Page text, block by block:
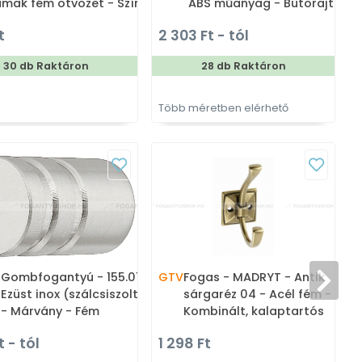
fém ötvözet - Színes
30 db Raktáron
ABS műanyag - Bútorajtó
fogantyú
2 303 Ft - tól
28 db Raktáron
Több méretben elérhető
Gombfogantyú - 155.01 -
Ezüst inox (szálcsiszolt) SNiL
- Márvány - Fém
(szögletes, kerek)
- tól
GTVFogas - MADRYT - Antik
sárgaréz 04 - Acél fém -
Kombinált, kalaptartós
1 298 Ft